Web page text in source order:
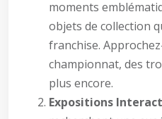
moments
objets de collection
franchise.
championnat, des
plus encore.
Expositions